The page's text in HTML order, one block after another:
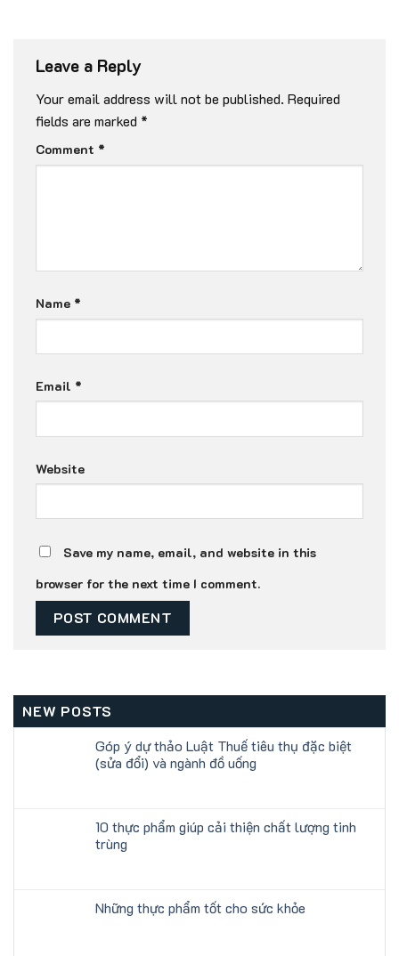
Leave a Reply
Your email address will not be published. Required
fields are marked *
Comment *
Name *
Email *
Website
Save my name, email, and website in this
browser for the next time I comment.
NEW POSTS
Góp ý dự thảo Luật Thuế tiêu thụ đặc biệt
(sửa đổi) và ngành đồ uống
10 thực phẩm giúp cải thiện chất lượng tinh
trùng
Những thực phẩm tốt cho sức khỏe